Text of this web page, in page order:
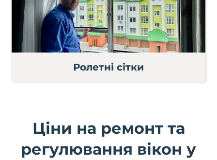
Ролетні сітки
Ціни на ремонт та
регулювання вікон у